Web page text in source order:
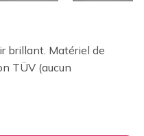
brillant. Matériel de
TÜV (aucun
chocs arrière RDX pour